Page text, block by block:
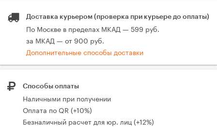
Доставка курьером (проверка при курьере до оплаты)
По Москве в пределах МКАД — 599 руб.
за МКАД — от 900 руб.
Дополнительные способы доставки
Способы оплаты
Наличными при получении
Оплата по QR (+10%)
Безналичный расчет для юр. лиц (+12%)